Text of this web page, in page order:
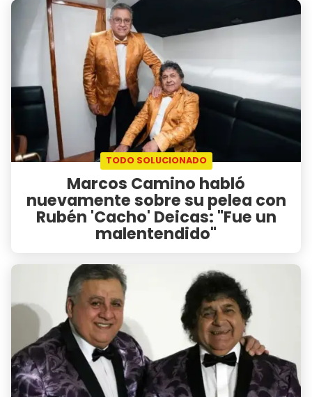
TODO SOLUCIONADO
Marcos Camino habló
nuevamente sobre su pelea con
Rubén 'Cacho' Deicas: "Fue un
malentendido"